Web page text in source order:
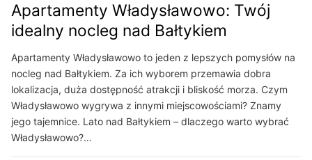
Apartamenty Władysławowo: Twój
idealny nocleg nad Bałtykiem
Apartamenty Władysławowo to jeden z lepszych pomysłów na
nocleg nad Bałtykiem. Za ich wyborem przemawia dobra
lokalizacja, duża dostępność atrakcji i bliskość morza. Czym
Władysławowo wygrywa z innymi miejscowościami? Znamy
jego tajemnice. Lato nad Bałtykiem – dlaczego warto wybrać
Władysławowo?…